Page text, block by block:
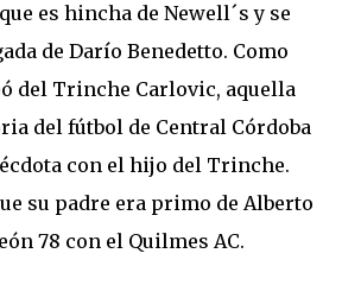
es hincha de Newell´s y se
de Darío Benedetto. Como
del Trinche Carlovic, aquella
del fútbol de Central Córdoba
con el hijo del Trinche.
su padre era primo de Alberto
78 con el Quilmes AC.